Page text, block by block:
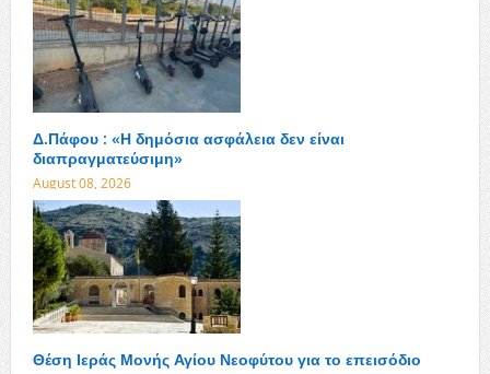
Δ.Πάφου : «Η δημόσια ασφάλεια δεν είναι
διαπραγματεύσιμη»
August 08, 2026
Θέση Ιεράς Μονής Αγίου Νεοφύτου για το επεισόδιο